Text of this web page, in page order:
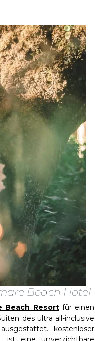
Beach Hotel
Beach Resortfür einen
des ultra all-inclusive
kostenloser